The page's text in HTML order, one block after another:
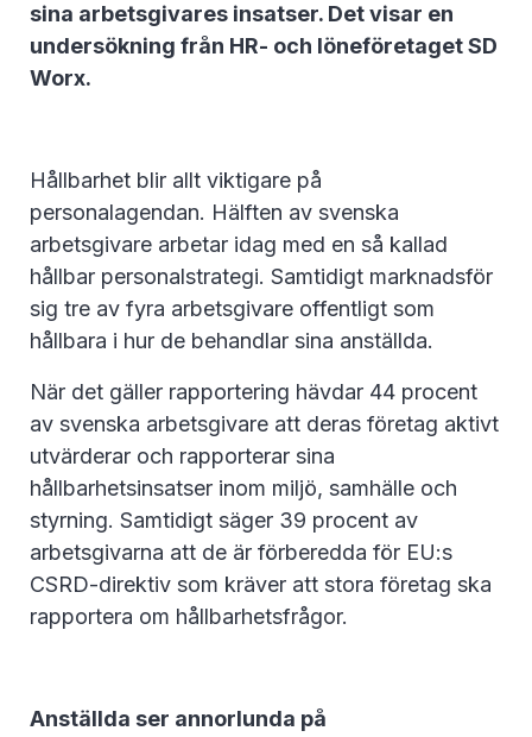
sina arbetsgivares insatser. Det visar en
undersökning från HR- och löneföretaget SD
Worx.
Hållbarhet blir allt viktigare på
personalagendan. Hälften av svenska
arbetsgivare arbetar idag med en så kallad
hållbar personalstrategi. Samtidigt marknadsför
sig tre av fyra arbetsgivare offentligt som
hållbara i hur de behandlar sina anställda.
När det gäller rapportering hävdar 44 procent
av svenska arbetsgivare att deras företag aktivt
utvärderar och rapporterar sina
hållbarhetsinsatser inom miljö, samhälle och
styrning. Samtidigt säger 39 procent av
arbetsgivarna att de är förberedda för EU:s
CSRD-direktiv som kräver att stora företag ska
rapportera om hållbarhetsfrågor.
Anställda ser annorlunda på